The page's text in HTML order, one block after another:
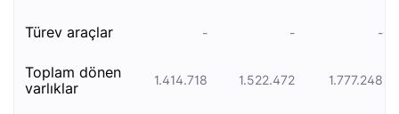
türev araçlar - - -
toplam dönen
varlıklar
1.414.718 1.522.472 1.777.248